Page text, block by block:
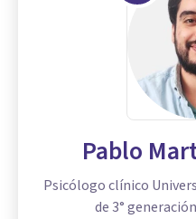
Pablo
Psicólogo clínico
de 3°